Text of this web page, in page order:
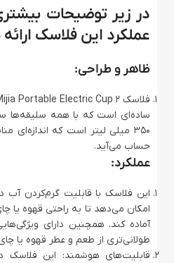
در زیر توضیحات
عملکرد این فلاسک
ظاهر و طراحی:
ساده‌ای است که با همه سلیقه‌ها
350 میلی لیتر است که اندازه‌ای
حساب می‌آید.
عملکرد:
این فلاسک با قابلیت گرم‌کردن آب
امکان می‌دهد تا به راحتی قهوه یا
آماده کند. همچنین دارای
طولانی‌تری از طعم و عطر قهوه یا
قابلیت‌های هوشمند: این فلاسک